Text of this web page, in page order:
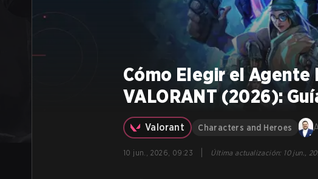
Cómo Elegir el
VALORANT (2026):
Valorant Characters and Heroes
10 jun., 2026, 09:23 Última actualización: 10 jun.,